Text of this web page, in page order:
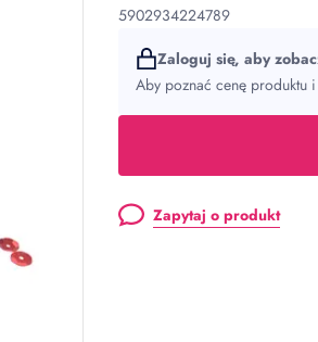
5902934224789
Zaloguj się, aby
Aby poznać cenę produktu
Zapytaj o produkt